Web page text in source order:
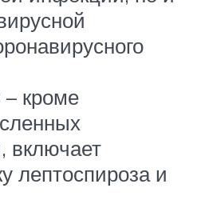
кроме
включает
лептоспироза и